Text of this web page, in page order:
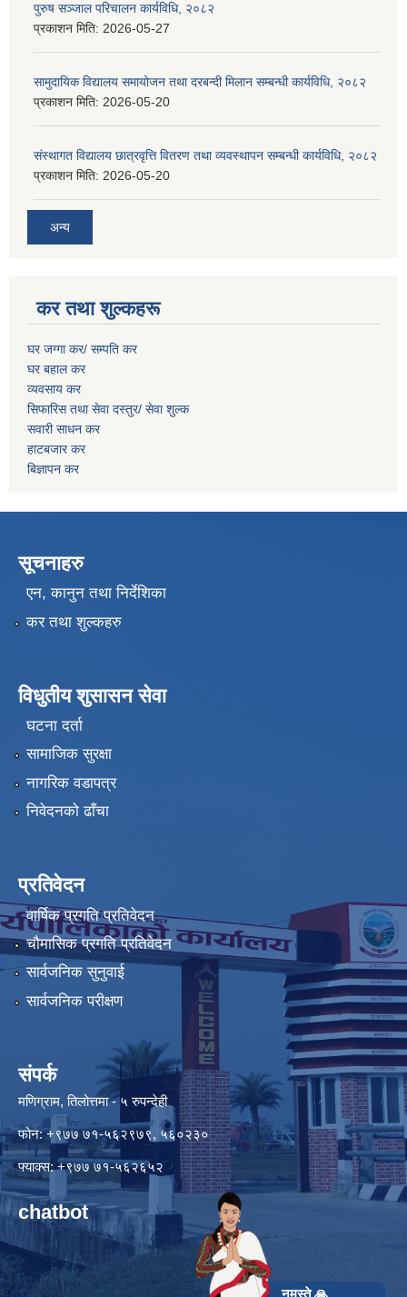
पुरुष सञ्जाल परिचालन कार्यविधि, २०८२
प्रकाशन मिति: 2026-05-27
सामुदायिक विद्यालय समायोजन तथा दरबन्दी मिलान सम्बन्धी कार्यविधि, २०८२
प्रकाशन मिति: 2026-05-20
संस्थागत विद्यालय छात्रवृत्ति वितरण तथा व्यवस्थापन सम्बन्धी कार्यविधि, २०८२
प्रकाशन मिति: 2026-05-20
अन्य
कर तथा शुल्कहरू
घर जग्गा कर/ सम्पति कर
घर बहाल कर
व्यवसाय कर
सिफारिस तथा सेवा दस्तुर/ सेवा शुल्क
सवारी साधन कर
हाटबजार कर
बिज्ञापन कर
सूचनाहरु
एन, कानुन तथा निर्देशिका
कर तथा शुल्कहरु
विधुतीय शुसासन सेवा
घटना दर्ता
सामाजिक सुरक्षा
नागरिक वडापत्र
निवेदनको ढाँचा
प्रतिवेदन
वार्षिक प्रगति प्रतिवेदन
चौमासिक प्रगति प्रतिवेदन
सार्वजनिक सुनुवाई
सार्वजनिक परीक्षण
संपर्क
मणिग्राम, तिलोत्तमा - ५ रुपन्देही
फोन: +९७७ ७१-५६२९७९, ५६०२३०
फ्याक्स: +९७७ ७१-५६२६५२
chatbot
नमस्ते 🙏